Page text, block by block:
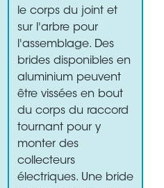
le corps du joint et
sur l'arbre pour
l'assemblage. Des
brides disponibles en
aluminium peuvent
être vissées en bout
du corps du raccord
tournant pour y
monter des
collecteurs
électriques. Une bride